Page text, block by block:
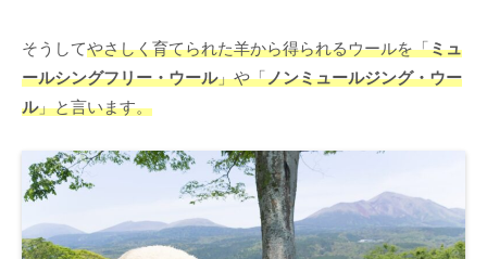
そうしてやさしく育てられた羊から得られるウールを「ミュ
ールシングフリー・ウール」や「ノンミュールジング・ウー
ル」と言います。